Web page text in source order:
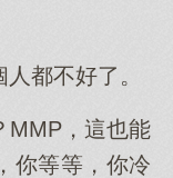
都不好了。
MMP，這也能
你等等，你冷